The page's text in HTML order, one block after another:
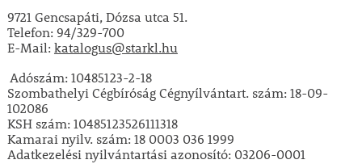
9721 Gencsapáti, Dózsa utca 51.
Telefon: 94/329-700
E-Mail:katalogus@starkl.hu
Adószám: 10485123-2-18
Szombathelyi Cégbíróság Cégnyílvántart. szám: 18-09-
102086
KSH szám: 10485123526111318
Kamarai nyilv. szám: 18 0003 036 1999
Adatkezelési nyilvántartási azonosító: 03206-0001